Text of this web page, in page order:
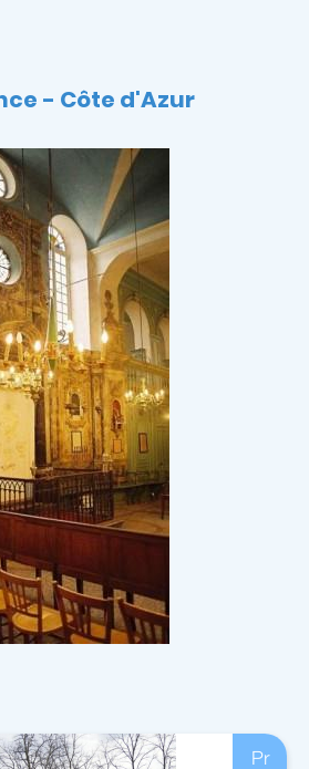
- Côte d'Azur
Pr